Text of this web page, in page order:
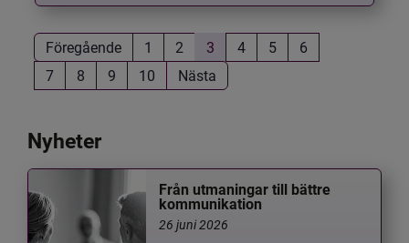
Föregående 1 2 3 4 5
6
7
8 9 10 Nästa
Nyheter
Från utmaningar till bättre
kommunikation
26 juni 2026